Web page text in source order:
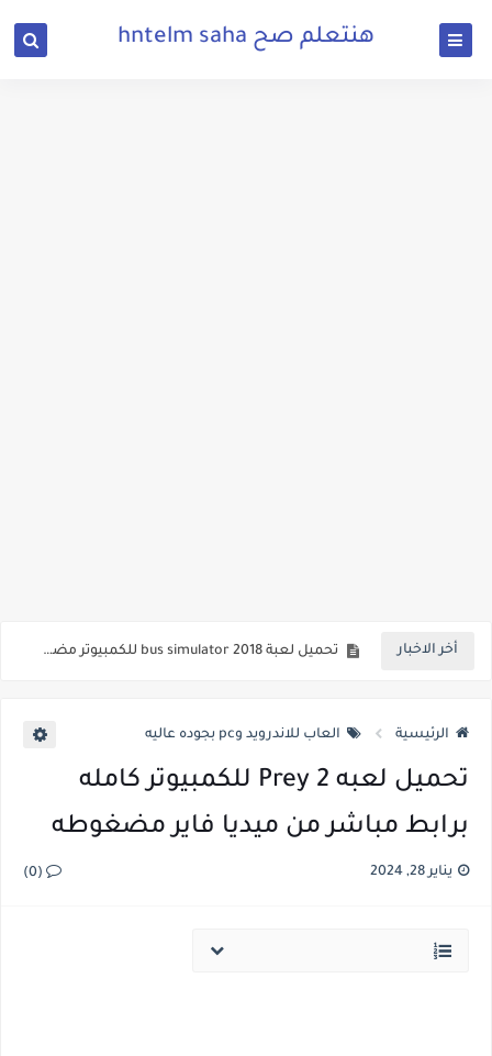
هنتعلم صح hntelm saha
أخر الاخبار تحميل لعبة plants vs zombies 2 للكمبيوتر بحجم صغيرمن ميديا فاير
الرئيسية العاب للاندرويد وpc بجوده عاليه
تحميل لعبه 2 Prey للكمبيوتر كامله
برابط مباشر من ميديا فاير مضغوطه
يناير 28, 2024 (0)